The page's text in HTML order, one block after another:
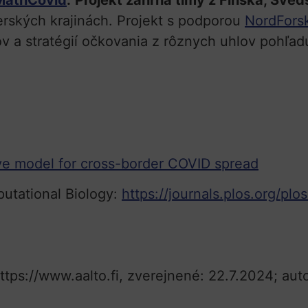
krajinách. Projekt s podporou
a stratégií očkovania z rôznych uhlov
model for cross-border COVID spread
Biology: https://journals.plos.org/
www.aalto.fi, zverejnené: 22.7.2024;